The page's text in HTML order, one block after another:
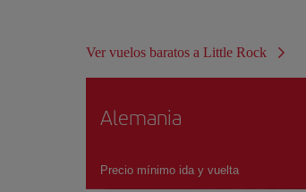
Ver vuelos baratos a Little Rock
Alemania
Precio mínimo ida y vuelta